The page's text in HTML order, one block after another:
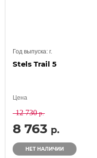
Год выпуска: г.
Stels Trail 5
Цена
12 730р.
8 763 р.
НЕТ НАЛИЧИИ